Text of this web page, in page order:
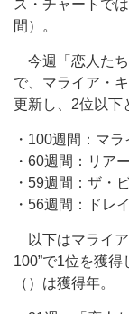
ス・チャートで
間）。
今週「恋人たち
で、マライア・
更新し、2位以下
・100週間：マ
・60週間：リア
・59週間：ザ・
・56週間：ドレ
以下はマライア
100”で1位を獲得
（）は獲得年。